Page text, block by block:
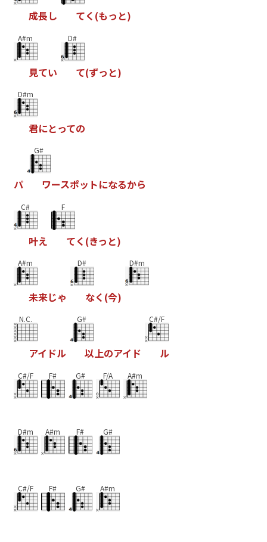
成長し てく (もっ と)
A#m
見てい
D#
て(ずっ と)
D#m
君にとっての
パ
G#
ワースポッ トになるから
C#
叶え
F
てく (きっ と)
A#m
未来じゃ
D#
なく (今)
D#m
N.C.
アイ ドル
G#
以上のアイ ド
C#/F
ル
C#/F F# G# F/A A#m
D#m A#m F# G#
C#/F F# G# A#m